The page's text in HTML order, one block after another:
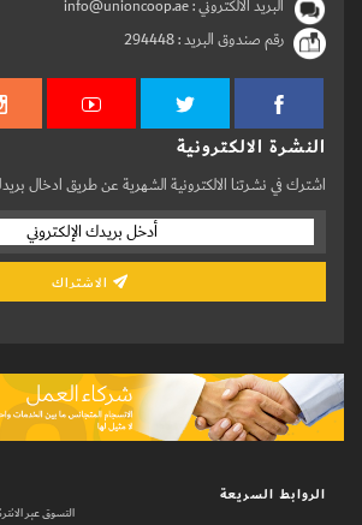
البريد الالكتروني : info@unioncoop.ae
رقم صندوق البريد :294448
النشرة الالكترونية
اشترك في نشرتنا الالكترونية الشهرية عن طريق ادخال
الروابط السريعة
التسوق عبر